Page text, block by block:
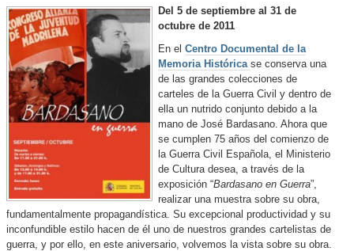
Del 5 de septiembre al 31 de
octubre de 2011
En el Centro Documental de la
Memoria Histórica se conserva una
de las grandes colecciones de
carteles de la Guerra Civil y dentro de
ella un nutrido conjunto debido a la
mano de José Bardasano. Ahora que
se cumplen 75 años del comienzo de
la Guerra Civil Española, el Ministerio
de Cultura desea, a través de la
exposición “Bardasano en Guerra”,
realizar una muestra sobre su obra,
fundamentalmente propagandística. Su excepcional productividad y su
inconfundible estilo hacen de él uno de nuestros grandes cartelistas de
guerra, y por ello, en este aniversario, volvemos la vista sobre su obra.